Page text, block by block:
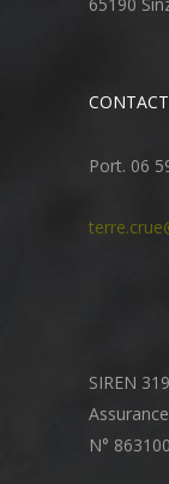
CONTACT
Port. 06
SIREN
N°